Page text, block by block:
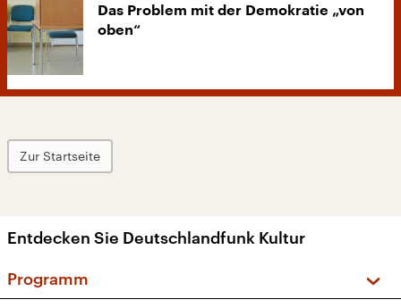
Das Problem mit der Demokratie „von
oben“
Zur Startseite
Entdecken Sie Deutschlandfunk Kultur
Programm